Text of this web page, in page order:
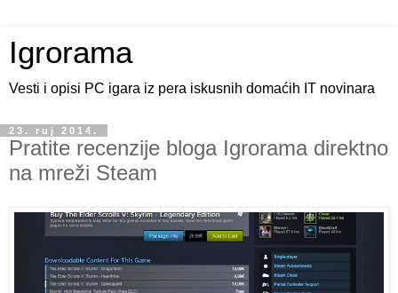
Igrorama
Vesti i opisi PC igara iz pera iskusnih domaćih IT novinara
23. ruj 2014.
Pratite recenzije bloga Igrorama direktno
na mreži Steam